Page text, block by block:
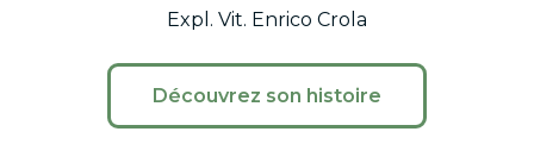
Expl. Vit. Enrico Crola
Découvrez son histoire